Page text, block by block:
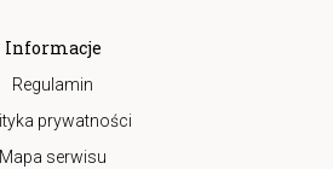
Informacje
Regulamin
prywatności
Mapa serwisu